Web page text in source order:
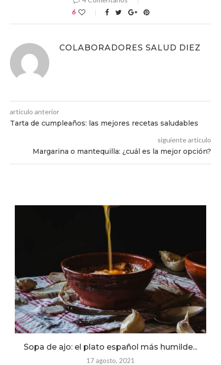
6
COLABORADORES SALUD DIEZ
artículo anterior
Tarta de cumpleaños: las mejores recetas saludables
siguiente artículo
Margarina o mantequilla: ¿cuál es la mejor opción?
Sopa de ajo: el plato español más humilde...
17 agosto, 2021